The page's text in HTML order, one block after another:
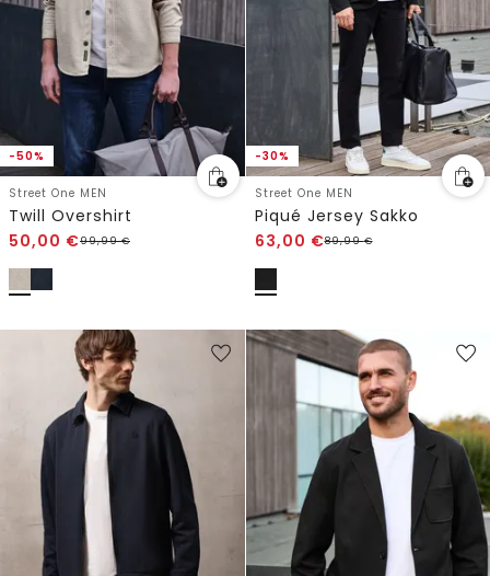
-50%
Street One MEN
Twill Overshirt
50,00 €99,99€
-30%
Street One MEN
Piqué Jersey Sakko
63,00 €89,99€